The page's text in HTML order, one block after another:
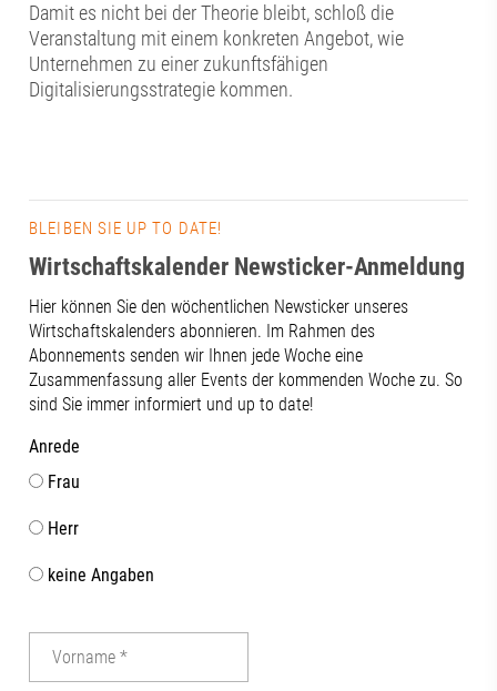
Damit es nicht bei der Theorie bleibt, schloß die
Veranstaltung mit einem konkreten Angebot, wie
Unternehmen zu einer zukunftsfähigen
Digitalisierungsstrategie kommen.
BLEIBEN SIE UP TO DATE!
Wirtschaftskalender Newsticker-Anmeldung
Hier können Sie den wöchentlichen Newsticker unseres
Wirtschaftskalenders abonnieren. Im Rahmen des
Abonnements senden wir Ihnen jede Woche eine
Zusammenfassung aller Events der kommenden Woche zu. So
sind Sie immer informiert und up to date!
Anrede
Frau
Herr
keine Angaben